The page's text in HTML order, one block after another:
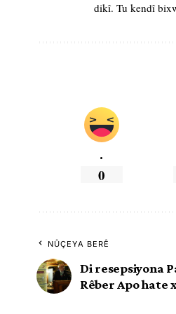
dikî. Tu kendî
.
0
NÛÇEYA BERÊ
Di resepsiyona
Rêber Apo hate